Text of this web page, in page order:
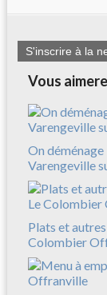
S'inscrire à la
Vous
On
Varengeville
Plats et
Colombier